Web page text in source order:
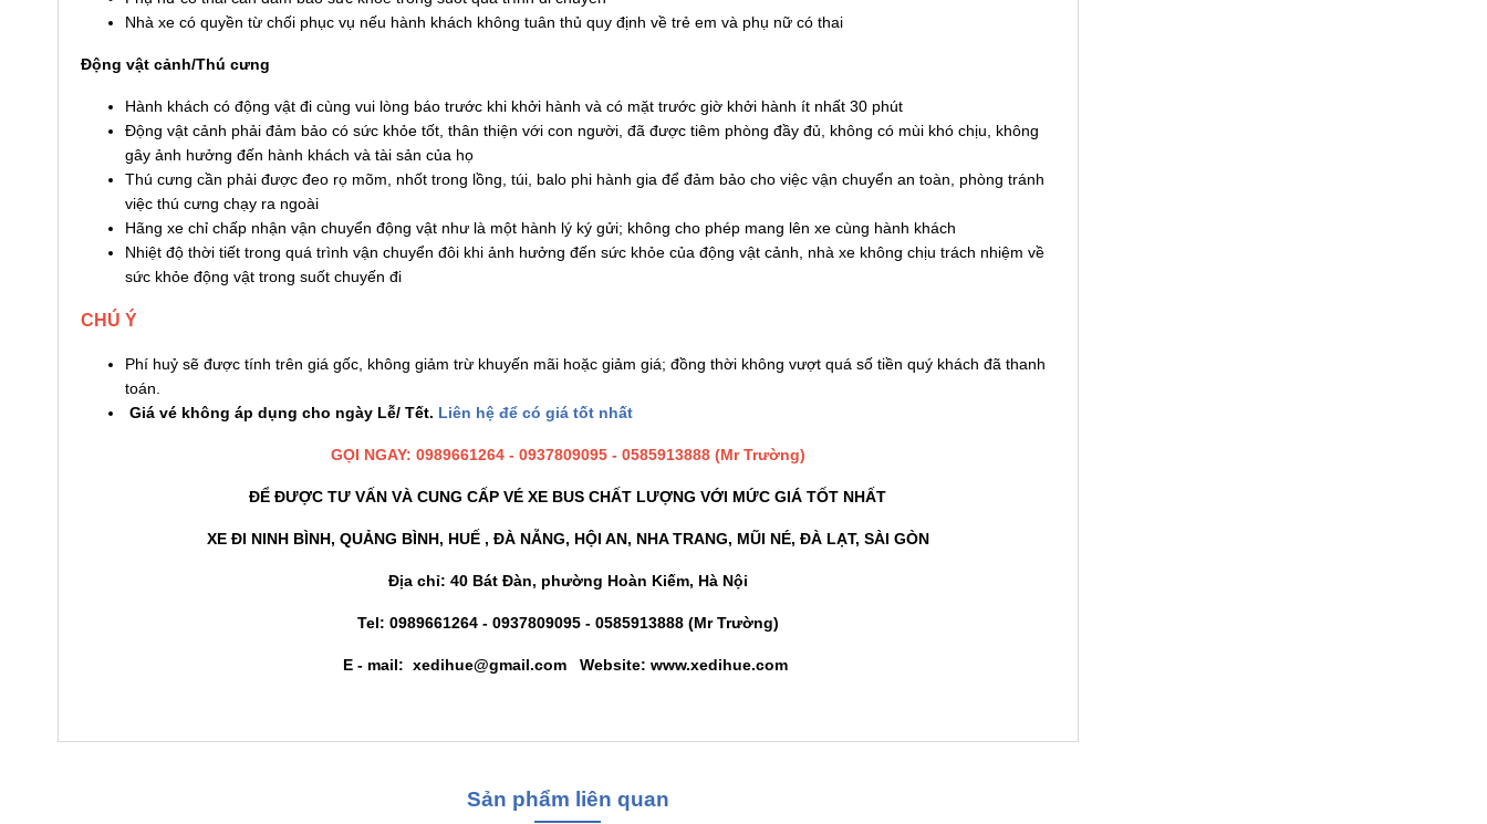
Nhà xe có quyền từ chối phục vụ nếu hành khách không tuân thủ quy định về trẻ em và phụ nữ có thai
Động vật cảnh/Thú cưng
Hành khách có động vật đi cùng vui lòng báo trước khi khởi hành và có mặt trước giờ khởi hành ít nhất 30 phút
Động vật cảnh phải đảm bảo có sức khỏe tốt, thân thiện với con người, đã được tiêm phòng đầy đủ, không có mùi khó chịu, không
gây ảnh hưởng đến hành khách và tài sản của họ
Thú cưng cần phải được đeo rọ mõm, nhốt trong lồng, túi, balo phi hành gia để đảm bảo cho việc vận chuyển an toàn, phòng tránh
việc thú cưng chạy ra ngoài
Hãng xe chỉ chấp nhận vận chuyển động vật như là một hành lý ký gửi; không cho phép mang lên xe cùng hành khách
Nhiệt độ thời tiết trong quá trình vận chuyển đôi khi ảnh hưởng đến sức khỏe của động vật cảnh, nhà xe không chịu trách nhiệm về
sức khỏe động vật trong suốt chuyến đi
CHÚ Ý
Phí huỷ sẽ được tính trên giá gốc, không giảm trừ khuyến mãi hoặc giảm giá; đồng thời không vượt quá số tiền quý khách đã thanh
toán.
Giá vé không áp dụng cho ngày Lễ/ Tết. Liên hệ để có giá tốt nhất
GỌI NGAY: 0989661264 - 0937809095 - 0585913888 (Mr Trường)
ĐỂ ĐƯỢC TƯ VẤN VÀ CUNG CẤP VÉ XE BUS CHẤT LƯỢNG VỚI MỨC GIÁ TỐT NHẤT
XE ĐI NINH BÌNH, QUẢNG BÌNH, HUẾ , ĐÀ NẴNG, HỘI AN, NHA TRANG, MŨI NÉ, ĐÀ LẠT, SÀI GÒN
Địa chỉ: 40 Bát Đàn, phường Hoàn Kiếm, Hà Nội
Tel: 0989661264 - 0937809095 - 0585913888(Mr Trường)
E - mail: xedihue@gmail.comWebsite: www.xedihue.com
Sản phẩm liên quan